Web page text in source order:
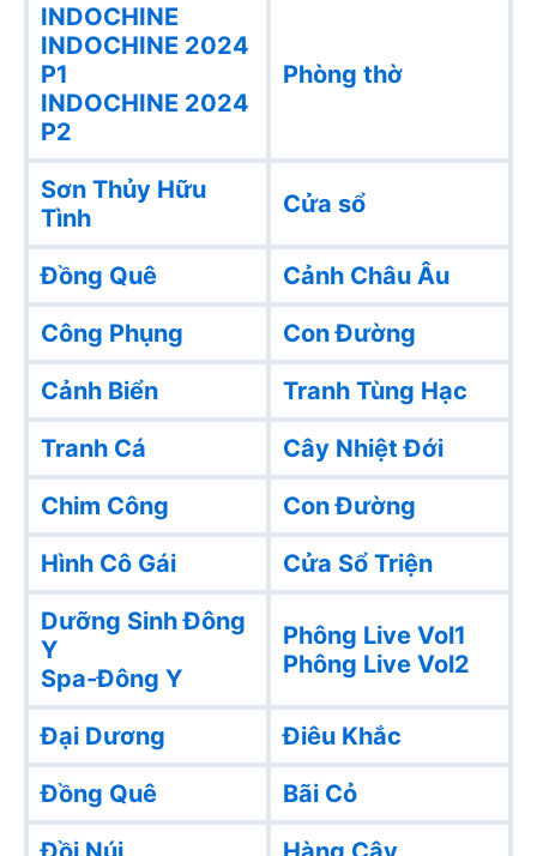
INDOCHINE
INDOCHINE 2024
P1
INDOCHINE 2024
P2
Phòng thờ
Sơn Thủy Hữu
Tình
Cửa sổ
Đồng Quê
Cảnh Châu Âu
Công Phụng
Con Đường
Cảnh Biển
Tranh Tùng Hạc
Tranh Cá
Cây Nhiệt Đới
Chim Công
Con Đường
Hình Cô Gái
Cửa Sổ Triện
Dưỡng Sinh Đông
Y
Spa-Đông Y
Phông Live Vol1
Phông Live Vol2
Đại Dương
Điêu Khắc
Đồng Quê
Bãi Cỏ